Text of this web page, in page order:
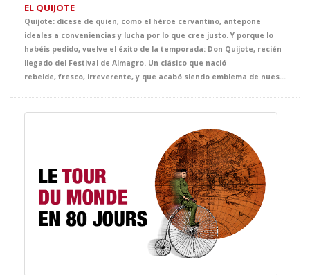
EL QUIJOTE
Quijote: dícese de quien, como el héroe cervantino, antepone
ideales a conveniencias y lucha por lo que cree justo. Y porque lo
habéis pedido, vuelve el éxito de la temporada: Don Quijote, recién
llegado del Festival de Almagro. Un clásico que nació
rebelde, fresco, irreverente, y que acabó siendo emblema de nuestra literatura. Nadie como Cervantes supo ser ortodoxo y subversivo a la vez. Venid al teatro y haced que vuestros alumnos vivan —y no solo lean— las inmortales aventuras del caballero de la triste figura. Una puesta en escena rompedora, llena de valor, humor, idealismo… y literatura.